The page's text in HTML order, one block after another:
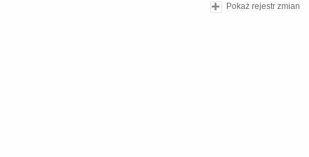
Pokaż rejestr zmian